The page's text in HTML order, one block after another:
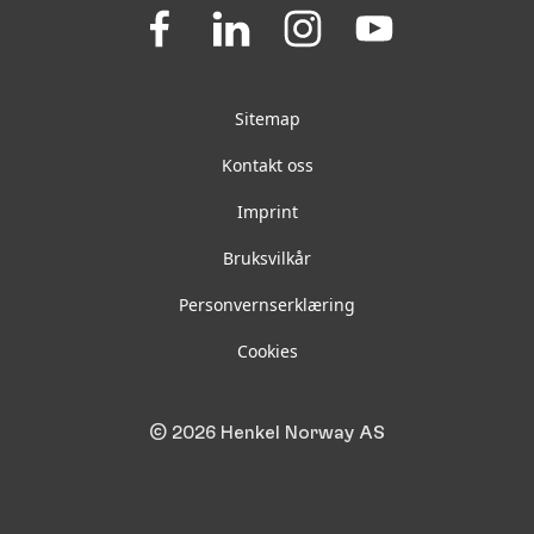
Join
Join
on
Join
on
Join
us
Sitemap
Kontakt oss
Imprint
Bruksvilkår
Personvernserklæring
Cookies
© 2026 Henkel Norway AS